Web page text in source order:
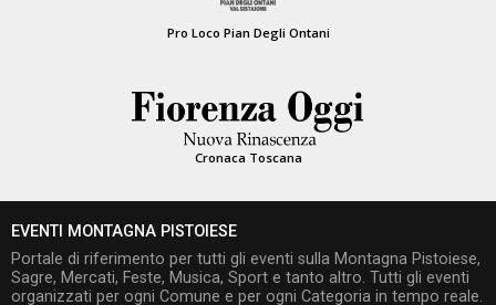
Pro Loco Pian Degli Ontani
Cronaca Toscana
EVENTI MONTAGNA PISTOIESE
Portale di riferimento per tutti gli eventi sulla Montagna Pistoiese,
Sagre, Mercati, Feste, Musica, Sport e tanto altro. Tutti gli eventi
organizzati per ogni Comune e per ogni Categoria in tempo reale.